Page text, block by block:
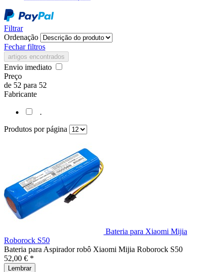
Filtrar
Ordenação
Fechar filtros
artigos encontrados
Envio imediato
Preço
de 52 para 52
Fabricante
.
Produtos por página
Bateria para Xiaomi Mijia
Roborock S50
Bateria para Aspirador robô Xiaomi Mijia Roborock S50
52,00 € *
Lembrar